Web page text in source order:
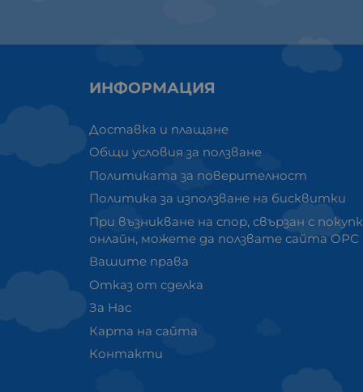
ИНФОРМАЦИЯ
Доставка и плащане
Общи условия за ползване
Политиката за поверителност
Политика за използване на бисквитки
При възникване на спор, свързан с
онлайн, можете да ползвате сайта ОРС
Вашите права
Отказ от сделка
За Нас
Карта на сайта
Контакти